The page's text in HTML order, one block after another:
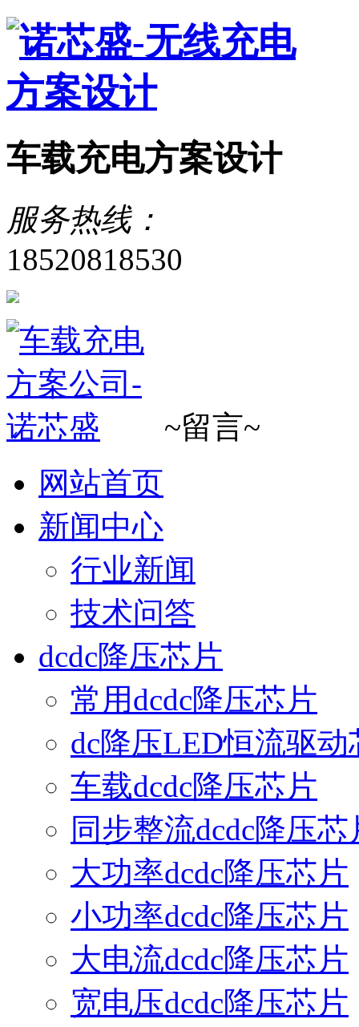
车载充电方案设计
服务热线：
18520818530
~留言~
网站首页
新闻中心
行业新闻
技术问答
dcdc降压芯片
常用dcdc降压芯片
dc降压LED恒流驱动
车载dcdc降压芯片
同步整流dcdc降压芯
大功率dcdc降压芯片
小功率dcdc降压芯片
大电流dcdc降压芯片
宽电压dcdc降压芯片